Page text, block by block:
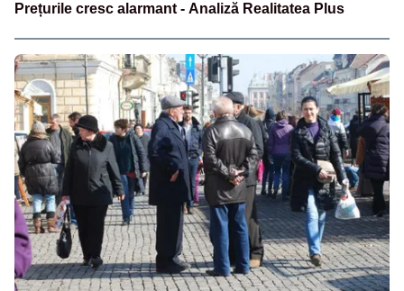
Prețurile cresc alarmant - Analiză Realitatea Plus